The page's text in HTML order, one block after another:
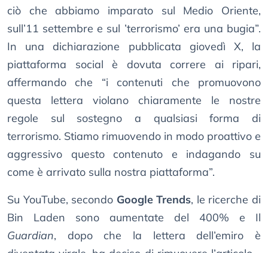
ciò che abbiamo imparato sul Medio Oriente,
sull’11 settembre e sul ’terrorismo’ era una bugia”.
In una dichiarazione pubblicata giovedì X, la
piattaforma social è dovuta correre ai ripari,
affermando che “i contenuti che promuovono
questa lettera violano chiaramente le nostre
regole sul sostegno a qualsiasi forma di
terrorismo. Stiamo rimuovendo in modo proattivo e
aggressivo questo contenuto e indagando su
come è arrivato sulla nostra piattaforma”.
Su YouTube, secondo Google Trends, le ricerche di
Bin Laden sono aumentate del 400% e Il
Guardian, dopo che la lettera dell’emiro è